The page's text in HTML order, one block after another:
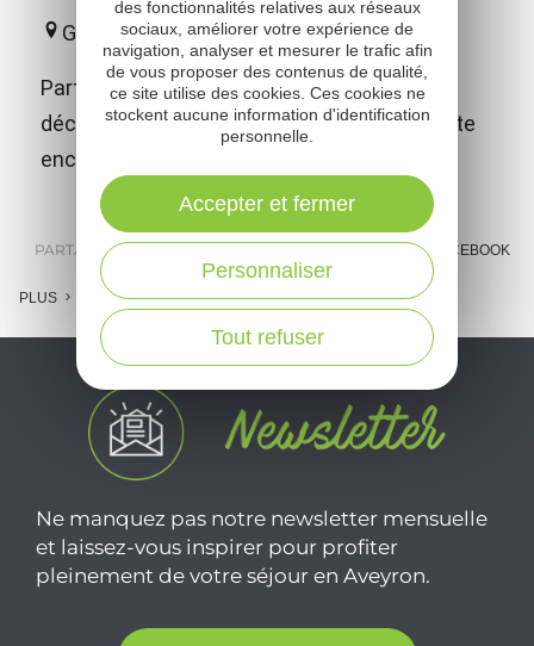
Gissac
Partez à l'aventure autour du château et
découvrez le mot magique qui ouvrira la porte
enchantée.
PARTAGER : FACEBOOK
PLUS
Ne manquez pas notre newsletter mensuelle
et laissez-vous inspirer pour profiter
pleinement de votre séjour en Aveyron.
des fonctionnalités relatives aux réseaux
sociaux, améliorer votre expérience de
navigation, analyser et mesurer le trafic afin
de vous proposer des contenus de qualité,
ce site utilise des cookies. Ces cookies ne
stockent aucune information d'identification
personnelle.
Tout refuser
Personnaliser
Accepter et fermer